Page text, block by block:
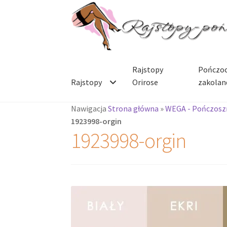
Przejdź
do
nawigacji
Przejdź
do
treści
Rajstopy
Rajstopy
Orirose
NawigacjaStrona główna »WEGA -
1923998-orgin
1923998-orgin